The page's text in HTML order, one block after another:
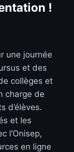
!
une journée
et des
collèges et
charge de
d’élèves.
et les
l’Onisep,
en ligne